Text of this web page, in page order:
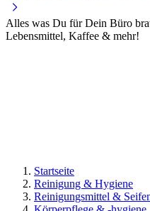
Alles was Du für Dein Büro
Lebensmittel, Kaffee & mehr!
Startseite
Reinigung & Hygiene
Reinigungsmittel &